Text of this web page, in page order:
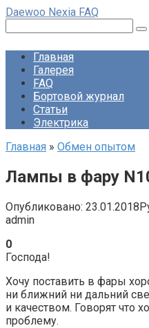
Перейти
контенту
Daewoo Nexia FAQ
Главная
Галерея
FAQ
Бортовой журнал
Статьи
Электрика
Главная » Обмен опытом
Лампы в фару
Опубликовано: 23.01.2018
admin
0
Господа!
Хочу поставить в фары
ни ближний ни дальний
и качеством. Говорят что
проблему.